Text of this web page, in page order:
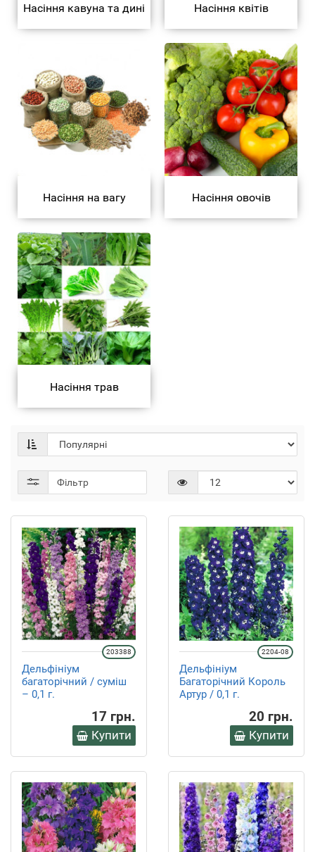
Насіння кавуна та дині Насіння квітів
Насіння на вагу Насіння овочів
Насіння трав
Фільтр
Дельфініум
багаторічний / суміш
– 0,1 г.
203388
17 грн.
Купити
Дельфініум
Багаторічний Король
Артур / 0,1 г.
2204-08
20 грн.
Купити